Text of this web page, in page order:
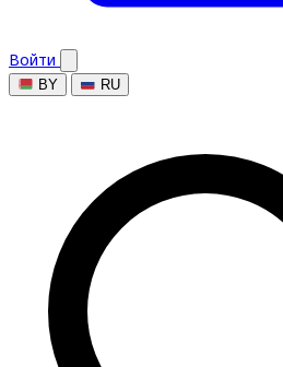
Войти
BY RU